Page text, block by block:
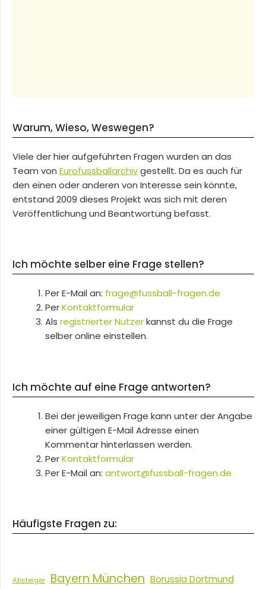
Warum, Wieso, Weswegen?
Viele der hier aufgeführten Fragen wurden an das
Team von Eurofussballarchivgestellt. Da es auch für
den einen oder anderen von Interesse sein könnte,
entstand 2009 dieses Projekt was sich mit deren
Veröffentlichung und Beantwortung befasst.
Ich möchte selber eine Frage stellen?
Per E-Mail an: frage@fussball-fragen.de
PerKontaktformular
Als registrierter Nutzerkannst du die Frage
selber online einstellen.
Ich möchte auf eine Frage antworten?
Bei der jeweiligen Frage kann unter der Angabe
einer gültigen E-Mail Adresse einen
Kommentar hinterlassen werden.
PerKontaktformular
Per E-Mail an: antwort@fussball-fragen.de
Häufigste Fragen zu:
Absteiger Bayern München Borussia Dortmund